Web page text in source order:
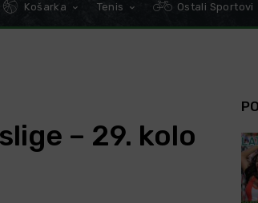
Košarka Tenis Ostali Sportovi
– 29. kolo